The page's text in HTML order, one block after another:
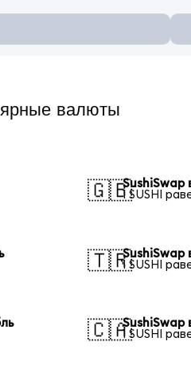
валюты
🇬🇧SushiSwap
1 SUSHI
🇹🇷SushiSwap
1 SUSHI
🇨🇦SushiSwap
1 SUSHI